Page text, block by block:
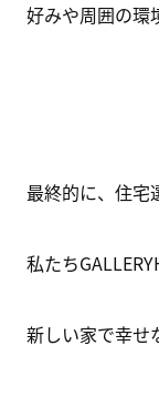
好みや周囲の環
最終的に、住宅
私たち
新しい家で幸せ